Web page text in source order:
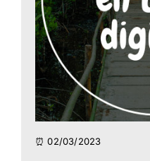
⏰ 02/03/2023